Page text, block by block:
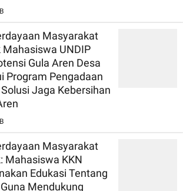
Masyarakat
UNDIP
Gula Aren Desa
Program Pengadaan
Jaga Kebersihan
Masyarakat
Mahasiswa KKN
Edukasi Tentang
Mendukung